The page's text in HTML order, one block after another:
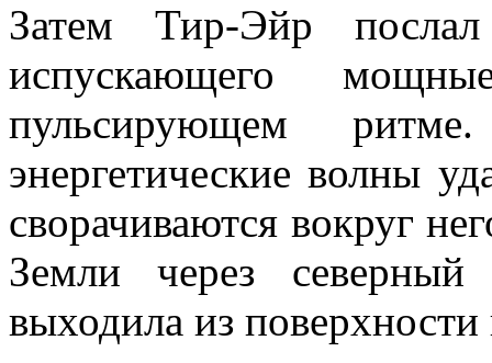
Затем Тир-Эйр
испускающего
пульсирующем
энергетические волны
сворачиваются вокруг
Земли через
выходила из